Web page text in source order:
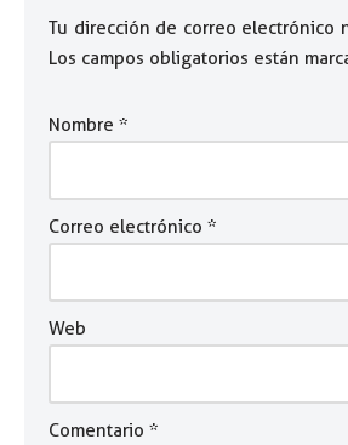
Tu dirección de correo electrónico
Los campos obligatorios están
Nombre *
Correo electrónico *
Web
Comentario *